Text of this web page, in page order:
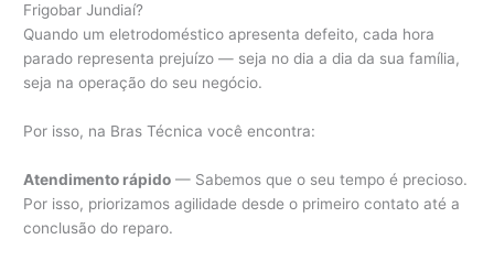
Frigobar Jundiaí?
Quando um eletrodoméstico apresenta defeito, cada hora
parado representa prejuízo — seja no dia a dia da sua família,
seja na operação do seu negócio.
Por isso, na Bras Técnica você encontra:
Atendimento rápido — Sabemos que o seu tempo é precioso.
Por isso, priorizamos agilidade desde o primeiro contato até a
conclusão do reparo.